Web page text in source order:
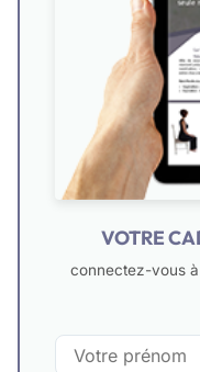
VOTRE
connectez-vous